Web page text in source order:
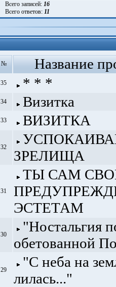
Всего записей: 16
Всего ответов: 11
№ Название
35 * * *
34 Визитка
33 ВИЗИТКА
32
ЗРЕЛИЩА
31
ТЫ САМ
ЭСТЕТАМ
30
"Ностальгия
обетованной
29
"С неба на
лилась..."